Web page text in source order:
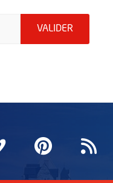
de la ville
VALIDER
fenêtre
une nouvelle
Vimeo
, Ouvre une
Pinterest
, Ouvre